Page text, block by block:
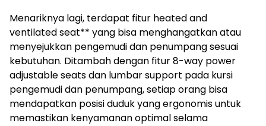
Menariknya lagi, terdapat fitur heated and
ventilated seat** yang bisa menghangatkan atau
menyejukkan pengemudi dan penumpang sesuai
kebutuhan. Ditambah dengan fitur 8-way power
adjustable seats dan lumbar support pada kursi
pengemudi dan penumpang, setiap orang bisa
mendapatkan posisi duduk yang ergonomis untuk
memastikan kenyamanan optimal selama